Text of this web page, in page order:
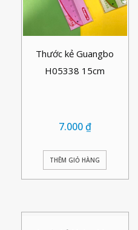
Thước kẻ Guangbo
H05338 15cm
7.000₫
THÊM GIỎ HÀNG